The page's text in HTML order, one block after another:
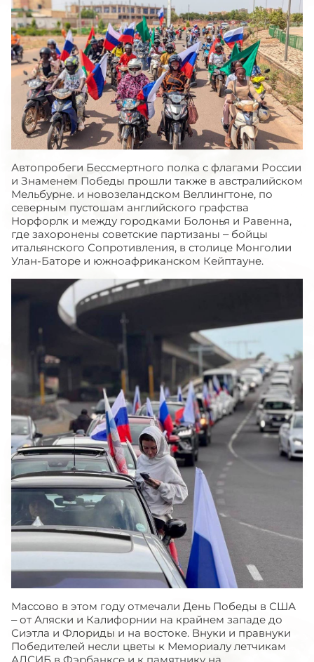
Автопробеги Бессмертного полка с флагами России
и Знаменем Победы прошли также в австралийском
Мельбурне. и новозеландском Веллингтоне, по
северным пустошам английского графства
Норфорлк и между городками Болонья и Равенна,
где захоронены советские партизаны – бойцы
итальянского Сопротивления, в столице Монголии
Улан-Баторе и южноафриканском Кейптауне.
Массово в этом году отмечали День Победы в США
– от Аляски и Калифорнии на крайнем западе до
Сиэтла и Флориды и на востоке. Внуки и правнуки
Победителей несли цветы к Мемориалу летчикам